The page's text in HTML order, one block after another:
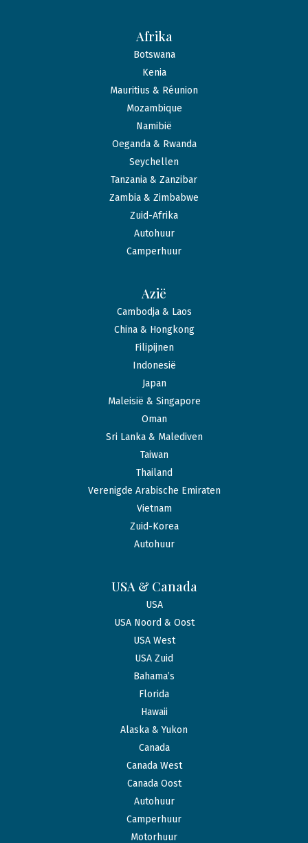
Afrika
Botswana
Kenia
Mauritius & Réunion
Mozambique
Namibië
Oeganda & Rwanda
Seychellen
Tanzania & Zanzibar
Zambia & Zimbabwe
Zuid-Afrika
Autohuur
Camperhuur
Azië
Cambodja & Laos
China & Hongkong
Filipijnen
Indonesië
Japan
Maleisië & Singapore
Oman
Sri Lanka & Malediven
Taiwan
Thailand
Verenigde Arabische Emiraten
Vietnam
Zuid-Korea
Autohuur
USA & Canada
USA
USA Noord & Oost
USA West
USA Zuid
Bahama’s
Florida
Hawaii
Alaska & Yukon
Canada
Canada West
Canada Oost
Autohuur
Camperhuur
Motorhuur